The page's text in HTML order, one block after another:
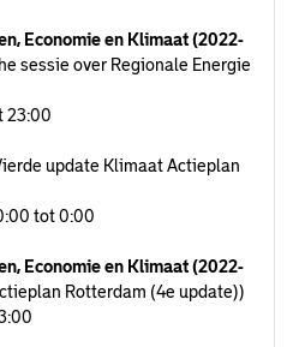
Economie en Klimaat (2022-
sessie over Regionale Energie
23:00
update Klimaat Actieplan
tot 0:00
Economie en Klimaat (2022-
Rotterdam (4e update))